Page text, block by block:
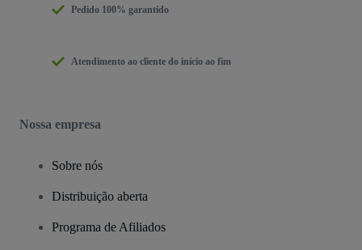
Pedido 100% garantido
Atendimento ao cliente do início ao fim
Nossa empresa
Sobre nós
Distribuição aberta
Programa de Afiliados